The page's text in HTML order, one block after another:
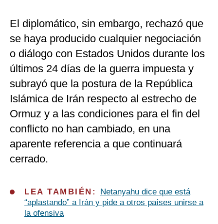
El diplomático, sin embargo, rechazó que
se haya producido cualquier negociación
o diálogo con Estados Unidos durante los
últimos 24 días de la guerra impuesta y
subrayó que la postura de la República
Islámica de Irán respecto al estrecho de
Ormuz y a las condiciones para el fin del
conflicto no han cambiado, en una
aparente referencia a que continuará
cerrado.
LEA TAMBIÉN:
Netanyahu dice que está
“aplastando” a Irán y pide a otros países unirse a
la ofensiva